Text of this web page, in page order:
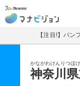
マナビ
【注目!】パ
かながわけんりつほけ
神奈川